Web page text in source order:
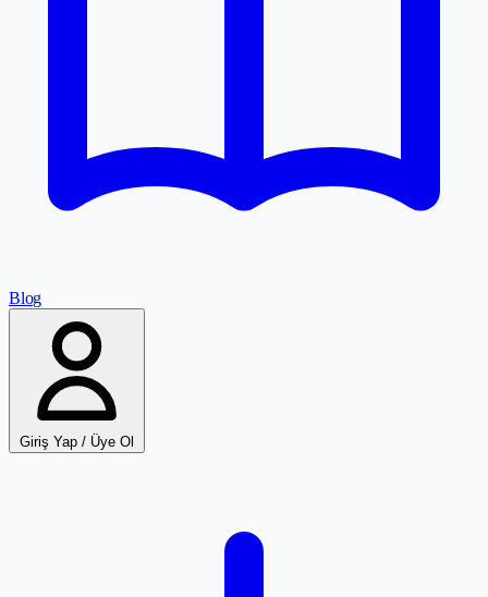
Blog
Giriş Yap / Üye Ol